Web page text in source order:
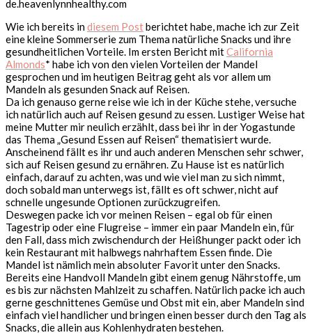
Wie ich bereits indiesem Postberichtet habe, mache ich zur Zeit
eine kleine Sommerserie zum Thema natürliche Snacks und ihre
gesundheitlichen Vorteile. Im ersten Bericht mitCalifornia
Almonds* habe ich von den vielen Vorteilen der Mandel
gesprochen und im heutigen Beitrag geht als vor allem um
Mandeln als gesunden Snack auf Reisen.
Da ich genauso gerne reise wie ich in der Küche stehe, versuche
ich natürlich auch auf Reisen gesund zu essen. Lustiger Weise hat
meine Mutter mir neulich erzählt, dass bei ihr in der Yogastunde
das Thema „Gesund Essen auf Reisen“ thematisiert wurde.
Anscheinend fällt es ihr und auch anderen Menschen sehr schwer,
sich auf Reisen gesund zu ernähren. Zu Hause ist es natürlich
einfach, darauf zu achten, was und wie viel man zu sich nimmt,
doch sobald man unterwegs ist, fällt es oft schwer, nicht auf
schnelle ungesunde Optionen zurückzugreifen.
Deswegen packe ich vor meinen Reisen – egal ob für einen
Tagestrip oder eine Flugreise – immer ein paar Mandeln ein, für
den Fall, dass mich zwischendurch der Heißhunger packt oder ich
kein Restaurant mit halbwegs nahrhaftem Essen finde. Die
Mandel ist nämlich mein absoluter Favorit unter den Snacks.
Bereits eine Handvoll Mandeln gibt einem genug Nährstoffe, um
es bis zur nächsten Mahlzeit zu schaffen. Natürlich packe ich auch
gerne geschnittenes Gemüse und Obst mit ein, aber Mandeln sind
einfach viel handlicher und bringen einen besser durch den Tag als
Snacks, die allein aus Kohlenhydraten bestehen.